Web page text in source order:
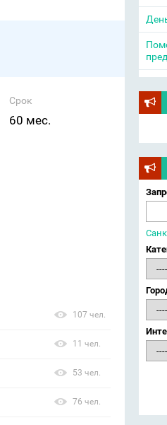
Срок
60 мес.
107 чел.
11 чел.
53 чел.
76 чел.